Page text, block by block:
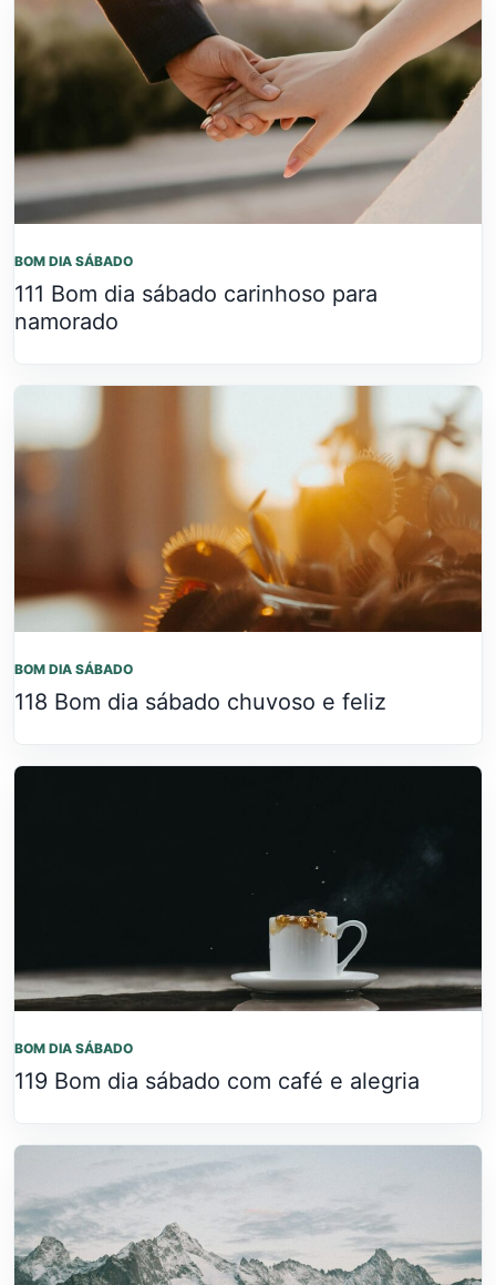
BOM DIA SÁBADO
111 Bom dia sábado carinhoso para
namorado
BOM DIA SÁBADO
118 Bom dia sábado chuvoso e feliz
BOM DIA SÁBADO
119 Bom dia sábado com café e alegria